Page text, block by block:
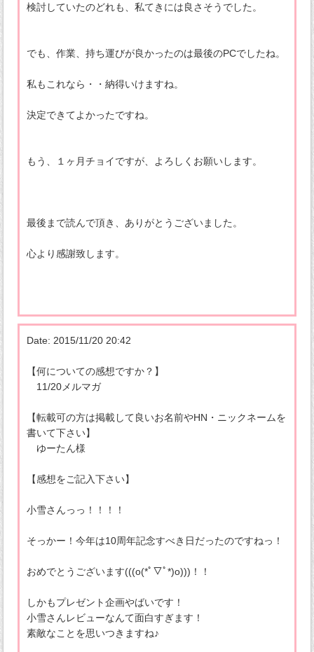
検討していたのどれも、私てきには良さそうでした。
でも、作業、持ち運びが良かったのは最後のPCでしたね。
私もこれなら・・納得いけますね。
決定できてよかったですね。
もう、１ヶ月チョイですが、よろしくお願いします。
最後まで読んで頂き、ありがとうございました。
心より感謝致します。
Date: 2015/11/20 20:42
【何についての感想ですか？】
11/20メルマガ
【転載可の方は掲載して良いお名前やHN・ニックネームを
書いて下さい】
ゆーたん様
【感想をご記入下さい】
小雪さんっっ！！！！
そっかー！今年は10周年記念すべき日だったのですねっ！
おめでとうございます(((o(*ﾟ▽ﾟ*)o)))！！
しかもプレゼント企画やばいです！
小雪さんレビューなんて面白すぎます！
素敵なことを思いつきますね♪